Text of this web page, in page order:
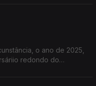
o ano de 2025,
redondo do